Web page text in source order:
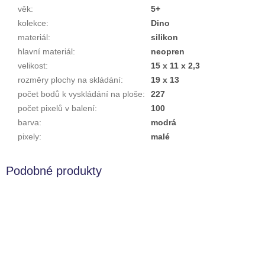
věk:
5+
kolekce:
Dino
materiál:
silikon
hlavní materiál:
neopren
velikost:
15 x 11 x 2,3
rozměry plochy na skládání:
19 x 13
počet bodů k vyskládání na ploše:
227
počet pixelů v balení:
100
barva:
modrá
pixely: malé